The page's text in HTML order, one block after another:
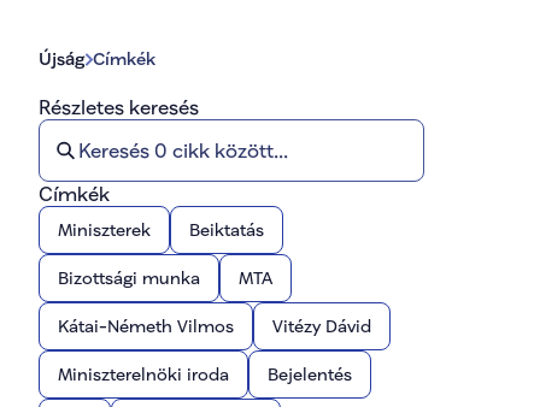
Újság Címkék
Részletes keresés
Címkék
Miniszterek Beiktatás
Bizottsági munka MTA
Kátai-Németh Vilmos Vitézy Dávid
Miniszterelnöki iroda Bejelentés